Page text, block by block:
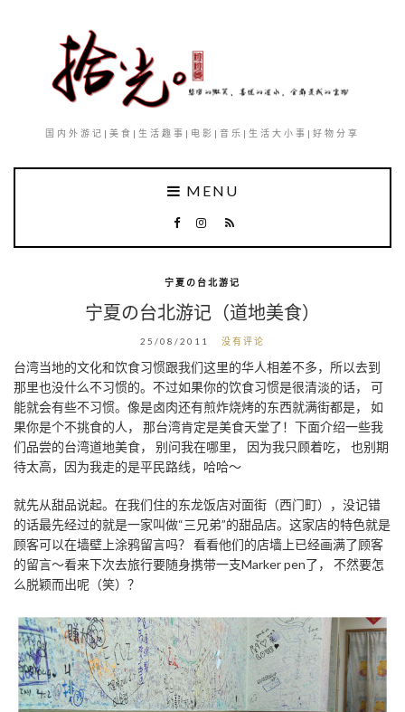
国内外游记|美食|生活趣事|电影|音乐|生活大小事|好物分享
MENU
宁夏の台北游记
宁夏の台北游记（道地美食）
25/08/2011 没有评论
台湾当地的文化和饮食习惯跟我们这里的华人相差不多，所以去到
那里也没什么不习惯的。不过如果你的饮食习惯是很清淡的话， 可
能就会有些不习惯。像是卤肉还有煎炸烧烤的东西就满街都是， 如
果你是个不挑食的人， 那台湾肯定是美食天堂了！下面介绍一些我
们品尝的台湾道地美食， 别问我在哪里， 因为我只顾着吃， 也别期
待太高，因为我走的是平民路线，哈哈～
就先从甜品说起。在我们住的东龙饭店对面街（西门町），没记错
的话最先经过的就是一家叫做“三兄弟”的甜品店。这家店的特色就是
顾客可以在墙壁上涂鸦留言吗？ 看看他们的店墙上已经画满了顾客
的留言～看来下次去旅行要随身携带一支Marker pen了， 不然要怎
么脱颖而出呢（笑）？